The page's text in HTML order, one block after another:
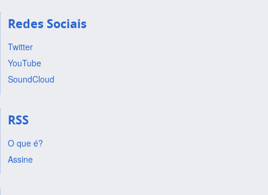
Redes Sociais
Twitter
YouTube
SoundCloud
RSS
O que é?
Assine